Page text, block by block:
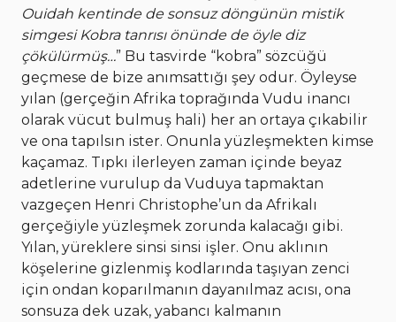
Ouidah kentinde de sonsuz döngünün mistik
simgesi Kobra tanrısı önünde de öyle diz
çökülürmüş…” Bu tasvirde “kobra” sözcüğü
geçmese de bize anımsattığı şey odur. Öyleyse
yılan (gerçeğin Afrika toprağında Vudu inancı
olarak vücut bulmuş hali) her an ortaya çıkabilir
ve ona tapılsın ister. Onunla yüzleşmekten kimse
kaçamaz. Tıpkı ilerleyen zaman içinde beyaz
adetlerine vurulup da Vuduya tapmaktan
vazgeçen Henri Christophe’un da Afrikalı
gerçeğiyle yüzleşmek zorunda kalacağı gibi.
Yılan, yüreklere sinsi sinsi işler. Onu aklının
köşelerine gizlenmiş kodlarında taşıyan zenci
için ondan koparılmanın dayanılmaz acısı, ona
sonsuza dek uzak, yabancı kalmanın